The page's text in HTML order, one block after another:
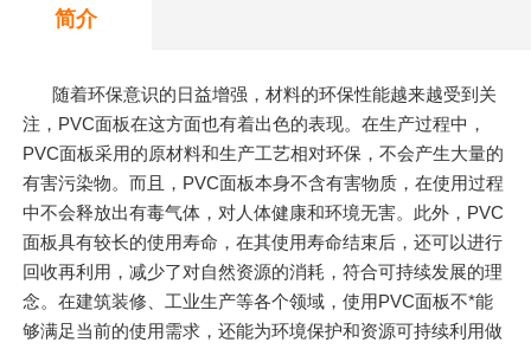
简介
随着环保意识的日益增强，材料的环保性能越来越受到关
注，PVC面板在这方面也有着出色的表现。在生产过程中，
PVC面板采用的原材料和生产工艺相对环保，不会产生大量的
有害污染物。而且，PVC面板本身不含有害物质，在使用过程
中不会释放出有毒气体，对人体健康和环境无害。此外，PVC
面板具有较长的使用寿命，在其使用寿命结束后，还可以进行
回收再利用，减少了对自然资源的消耗，符合可持续发展的理
念。在建筑装修、工业生产等各个领域，使用PVC面板不*能
够满足当前的使用需求，还能为环境保护和资源可持续利用做